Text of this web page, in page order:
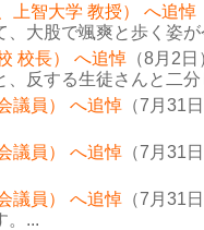
上智大学 教授） へ追悼
、大股で颯爽と歩く姿
校長） へ追悼 （8月2日
、反する生徒さんと二
議員） へ追悼 （7月31日
議員） へ追悼 （7月31日
議員） へ追悼 （7月31日
。...